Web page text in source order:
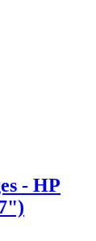
- HP